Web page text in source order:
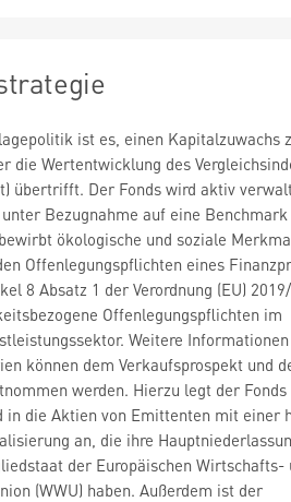
ist es, einen Kapitalzuwachs
die Wertentwicklung des
übertrifft. Der Fonds wird aktiv
Bezugnahme auf eine
ökologische und soziale
Offenlegungspflichten eines
8 Absatz 1 der Verordnung (EU)
Offenlegungspflichten im
Weitere
können dem Verkaufsprospekt und
werden. Hierzu legt der Fonds
in die Aktien von Emittenten mit einer
an, die ihre
der Europäischen Wirtschafts-
(WWU) haben. Außerdem ist der